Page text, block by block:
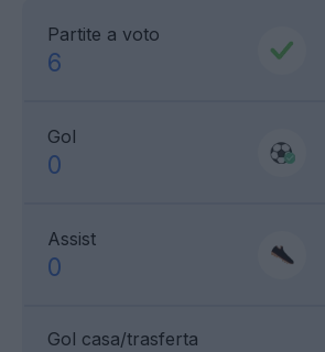
Partite a voto
6
Gol
0
Assist
0
Gol casa/trasferta